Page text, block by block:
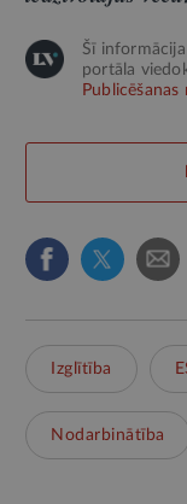
Šī
portāla
Izglītība
Nodarbinātība